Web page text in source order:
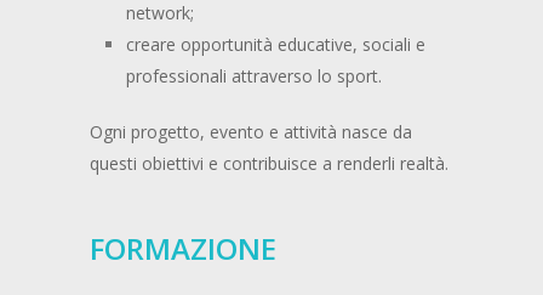
network;
creare opportunità educative, sociali e
professionali attraverso lo sport.
Ogni progetto, evento e attività nasce da
questi obiettivi e contribuisce a renderli realtà.
FORMAZIONE